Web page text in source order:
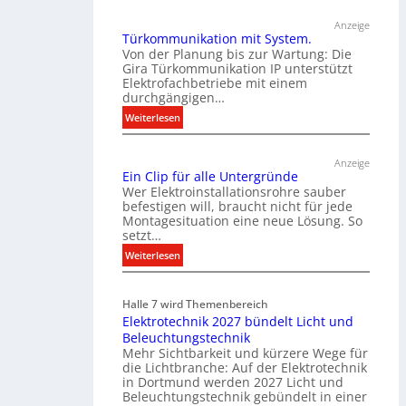
Anzeige
Türkommunikation mit System.
Von der Planung bis zur Wartung: Die
Gira Türkommunikation IP unterstützt
Elektrofachbetriebe mit einem
durchgängigen…
Weiterlesen:
T
r
k
o
m
u
n
k
a
t
i
o
n
Anzeige
Ein Clip für alle Untergründe
Wer Elektroinstallationsrohre sauber
befestigen will, braucht nicht für jede
Montagesituation eine neue Lösung. So
setzt…
Weiterlesen:
E
n
C
l
i
p
f
Halle 7 wird Themenbereich
Elektrotechnik 2027 bündelt Licht und
Beleuchtungstechnik
Mehr Sichtbarkeit und kürzere Wege für
die Lichtbranche: Auf der Elektrotechnik
in Dortmund werden 2027 Licht und
Beleuchtungstechnik gebündelt in einer